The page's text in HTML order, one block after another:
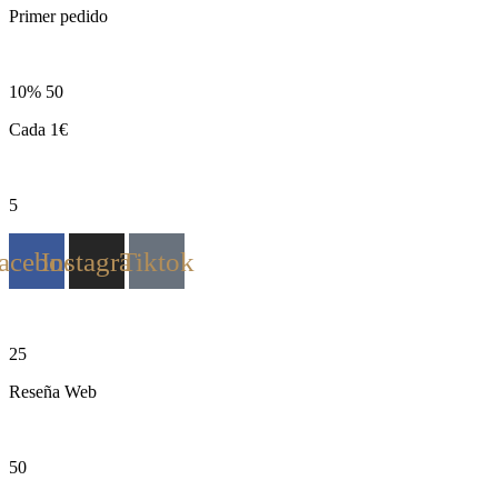
Primer pedido
10% 50
Cada 1€
5
InstagramTiktok
25
Reseña Web
50